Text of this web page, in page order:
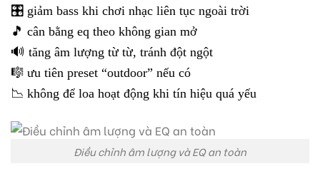
🎛️ giảm bass khi chơi nhạc liên tục ngoài trời
🎵 cân bằng eq theo không gian mở
🔊 tăng âm lượng từ từ, tránh đột ngột
🎼 ưu tiên preset “outdoor” nếu có
📉 không để loa hoạt động khi tín hiệu quá yếu
Điều chỉnh âm lượng và EQ an toàn